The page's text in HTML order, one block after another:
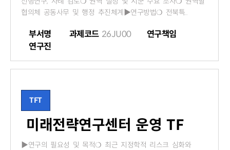
협의체 공동사무 및 행정 추진체계▶연구방법❍ 전북특..
부서명 과제코드 26JU00
연구책임
연구진
TFT
미래전략연구센터 운영 TF
▶연구의 필요성 및 목적❍ 최근 지정학적 리스크 심화와